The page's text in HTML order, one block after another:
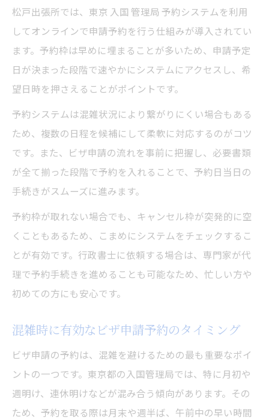
松戸出張所では、東京 入国 管理局 予約システムを利用
してオンラインで申請予約を行う仕組みが導入されてい
ます。予約枠は早めに埋まることが多いため、申請予定
日が決まった段階で速やかにシステムにアクセスし、希
望日時を押さえることがポイントです。
予約システムは混雑状況により繋がりにくい場合もある
ため、複数の日程を候補にして柔軟に対応するのがコツ
です。また、ビザ申請の流れを事前に把握し、必要書類
が全て揃った段階で予約を入れることで、予約日当日の
手続きがスムーズに進みます。
予約枠が取れない場合でも、キャンセル枠が突発的に空
くこともあるため、こまめにシステムをチェックするこ
とが有効です。行政書士に依頼する場合は、専門家が代
理で予約手続きを進めることも可能なため、忙しい方や
初めての方にも安心です。
混雑時に有効なビザ申請予約のタイミング
ビザ申請の予約は、混雑を避けるための最も重要なポイ
ントの一つです。東京都の入国管理局では、特に月初や
週明け、連休明けなどが混み合う傾向があります。その
ため、予約を取る際は月末や週半ば、午前中の早い時間